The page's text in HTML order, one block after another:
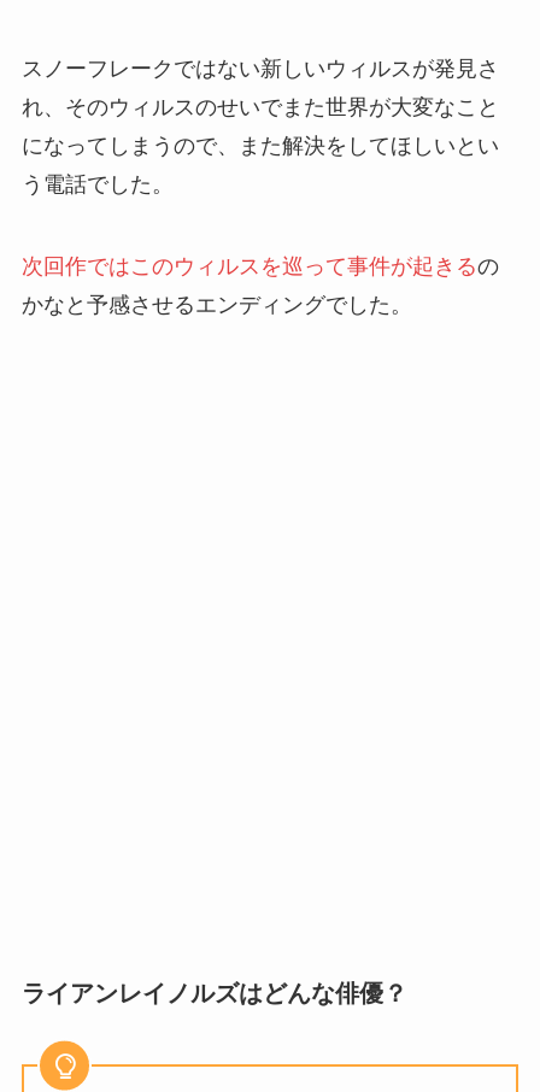
スノーフレークではない新しいウィルスが発見さ
れ、そのウィルスのせいでまた世界が大変なこと
になってしまうので、また解決をしてほしいとい
う電話でした。
次回作ではこのウィルスを巡って事件が起きるの
かなと予感させるエンディングでした。
ライアンレイノルズはどんな俳優？